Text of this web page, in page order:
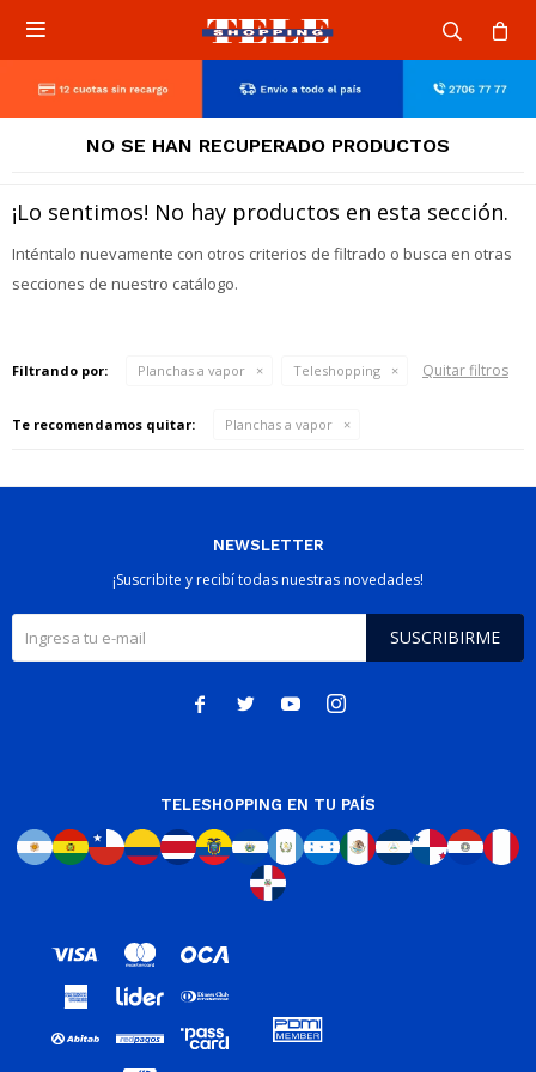

NO SE HAN RECUPERADO PRODUCTOS
¡Lo sentimos! No hay productos en esta sección.
Inténtalo nuevamente con otros criterios de filtrado o busca en otras
secciones de nuestro catálogo.
Filtrando por: Planchas a vapor Teleshopping Quitar filtros
Te recomendamos quitar: Planchas a vapor
NEWSLETTER
¡Suscribite y recibí todas nuestras novedades!
SUSCRIBIRME
   
TELESHOPPING EN TU PAÍS